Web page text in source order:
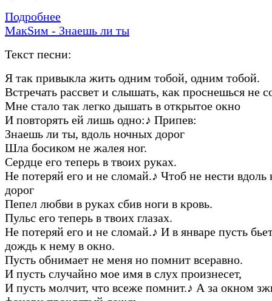
Подробнее
МакSим - Знаешь ли ты
Текст песни:
Я так привыкла жить одним тобой, одним тобой.
Встречать рассвет и слышать, как проснешься не
Мне стало так легко дышать в открытое окно
И повторять ей лишь одно:♪ Припев:
Знаешь ли ты, вдоль ночных дорог
Шла босиком не жалея ног.
Сердце его теперь в твоих руках.
Не потеряй его и не сломай.♪ Чтоб не нести вдоль
дорог
Пепел любви в руках сбив ноги в кровь.
Пульс его теперь в твоих глазах.
Не потеряй его и не сломай.♪ И в январе пусть
дождь к нему в окно.
Пусть обнимает не меня но помнит всеравно.
И пусть случайно мое имя в слух произнесет,
И пусть молчит, что всеже помнит.♪ А за окном